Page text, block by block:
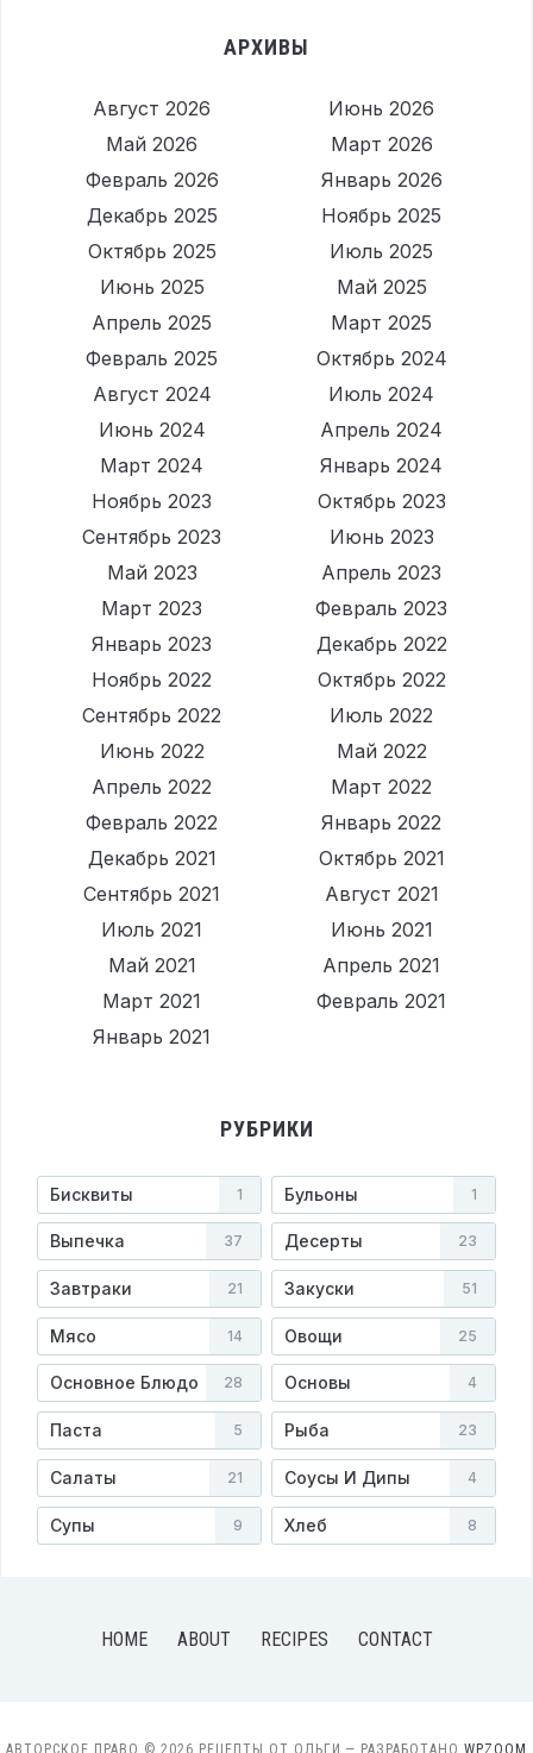
АРХИВЫ
Август 2026
Июнь 2026
Май 2026
Март 2026
Февраль 2026
Январь 2026
Декабрь 2025
Ноябрь 2025
Октябрь 2025
Июль 2025
Июнь 2025
Май 2025
Апрель 2025
Март 2025
Февраль 2025
Октябрь 2024
Август 2024
Июль 2024
Июнь 2024
Апрель 2024
Март 2024
Январь 2024
Ноябрь 2023
Октябрь 2023
Сентябрь 2023
Июнь 2023
Май 2023
Апрель 2023
Март 2023
Февраль 2023
Январь 2023
Декабрь 2022
Ноябрь 2022
Октябрь 2022
Сентябрь 2022
Июль 2022
Июнь 2022
Май 2022
Апрель 2022
Март 2022
Февраль 2022
Январь 2022
Декабрь 2021
Октябрь 2021
Сентябрь 2021
Август 2021
Июль 2021
Июнь 2021
Май 2021
Апрель 2021
Март 2021
Февраль 2021
Январь 2021
РУБРИКИ
Бисквиты 1 Бульоны 1
Выпечка 37 Десерты 23
Завтраки 21 Закуски 51
Мясо 14 Овощи 25
Основное Блюдо 28 Основы 4
Паста 5 Рыба 23
Салаты 21 Соусы И Дипы 4
Супы 9 Хлеб 8
HOME ABOUT RECIPES CONTACT